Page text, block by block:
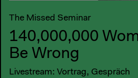
The Missed Seminar
140,000,000
Be Wrong
Livestream: Vortrag, Gespräch